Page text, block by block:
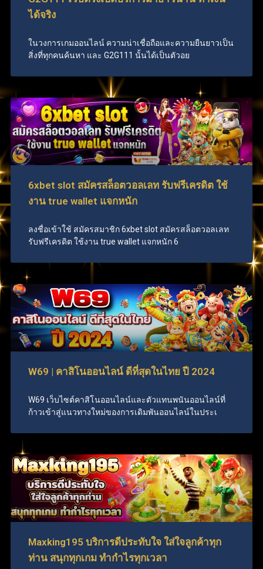
ได้จริง
ในวงการเกมออนไลน์ ความน่าเชื่อถือและความยืนยาวเป็น
สิ่งที่ทุกคนค้นหา และ G2G111 นั้นได้เป็นตัวอย
6xbet slot สมัครสล็อตวอลเลท รับฟรีเครดิต ใช้
งาน true wallet แจกหนัก
ลงชื่อเข้าใช้ สมัครสมาชิก 6xbet slot สมัครสล็อตวอลเลท
รับฟรีเครดิต ใช้งาน true wallet แจกหนัก 6
W69 | คาสิโนออนไลน์ ดีที่สุดในไทย ปี 2024
W69 เว็บไซต์คาสิโนออนไลน์และตัวแทนพนันออนไลน์ที่
ก้าวเข้าสู่แนวทางใหม่ของการเดิมพันออนไลน์ในประเ
Maxking195 บริการดีประทับใจ ใส่ใจลูกค้าทุก
ท่าน สนุกทุกเกม ทำกำไรทุกเวลา